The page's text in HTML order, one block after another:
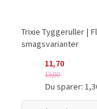
Trixie Tyggeruller |
smagsvarianter
11,70
13,00
Du sparer: